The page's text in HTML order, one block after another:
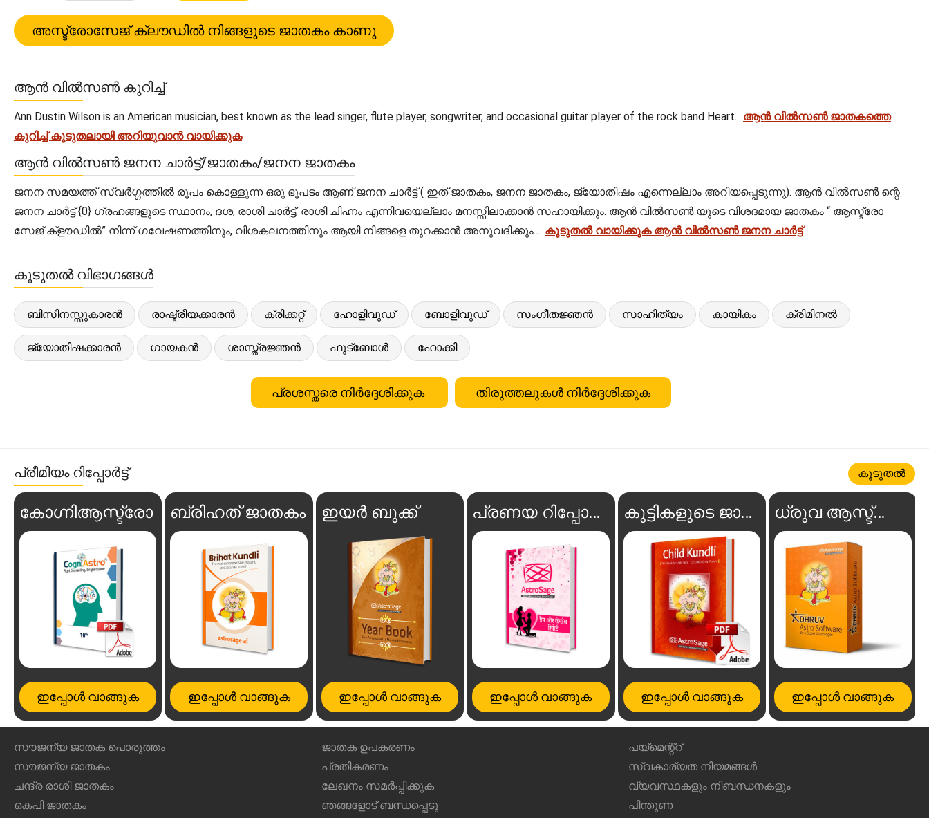
ആൻ വിൽസൺ കുറിച്ച്
Ann Dustin Wilson is an American musician, best known as the lead singer, flute player, songwriter, and occasional guitar player of the rock band Heart....ആൻ വിൽസൺ ജാതകത്തെ
കുറിച്ച് കൂടുതലായി അറിയുവാൻ വായിക്കുക
ആൻ വിൽസൺ ജനന ചാർട്ട്/ജാതകം/ജനന ജാതകം
ജനന സമയത്ത് സ്വർഗ്ഗത്തിൽ രൂപം കൊള്ളുന്ന ഒരു ഭൂപടം ആണ് ജനന ചാർട്ട് ( ഇത് ജാതകം, ജനന ജാതകം, ജ്യോതിഷം എന്നെല്ലാം അറിയപ്പെടുന്നു). ആൻ വിൽസൺ ന്റെ
ജനന ചാർട്ട് {0} ഗ്രഹങ്ങളുടെ സ്ഥാനം, ദശ, രാശി ചാർട്ട്, രാശി ചിഹ്നം എന്നിവയെല്ലാം മനസ്സിലാക്കാൻ സഹായിക്കും. ആൻ വിൽസൺ യുടെ വിശദമായ ജാതകം “ ആസ്ട്രോ
സേജ് ക്‌ളൗഡിൽ” നിന്ന് ഗവേഷണത്തിനും, വിശകലനത്തിനും ആയി നിങ്ങളെ തുറക്കാൻ അനുവദിക്കും.... കൂടുതൽ വായിക്കുക ആൻ വിൽസൺ ജനന ചാർട്ട്
കൂടുതൽ വിഭാഗങ്ങൾ
ബിസിനസ്സുകാരൻ രാഷ്ട്രീയക്കാരൻ ക്രിക്കറ്റ് ഹോളിവുഡ് ബോളിവുഡ് സംഗീതജ്ഞൻ സാഹിത്യം കായികം ക്രിമിനൽ
ജ്യോതിഷക്കാരൻ ഗായകൻ ശാസ്ത്രജ്ഞൻ ഫുട്ബോൾ ഹോക്കി
പ്രശസ്തരെ നിർദ്ദേശിക്കുക തിരുത്തലുകൾ നിർദ്ദേശിക്കുക
പ്രീമിയം റിപ്പോർട്ട് കൂടുതൽ
കോഗ്നിആസ്ട്രോ
ഇപ്പോൾ വാങ്ങുക
ബ്രിഹത് ജാതകം
ഇപ്പോൾ വാങ്ങുക
ഇയർ ബുക്ക്
ഇപ്പോൾ വാങ്ങുക
പ്രണയ റിപ്പോർട്ട്
ഇപ്പോൾ വാങ്ങുക
കുട്ടികളുടെ ജാതകം
ഇപ്പോൾ വാങ്ങുക
ധ്രുവ ആസ്ട്രോ സോഫ്റ്റ്‌വെയർ
ഇപ്പോൾ വാങ്ങുക
സൗജന്യ ജാതക പൊരുത്തം
സൗജന്യ ജാതകം
ചന്ദ്ര രാശി ജാതകം
കെപി ജാതകം
ജാതക ഉപകരണം
പ്രതികരണം
ലേഖനം സമർപ്പിക്കുക
ഞങ്ങളോട് ബന്ധപ്പെടു
പയ്മെന്റ്റ്
സ്വകാര്യത നിയമങ്ങൾ
വ്യവസ്ഥകളും നിബന്ധനകളും
പിന്തുണ